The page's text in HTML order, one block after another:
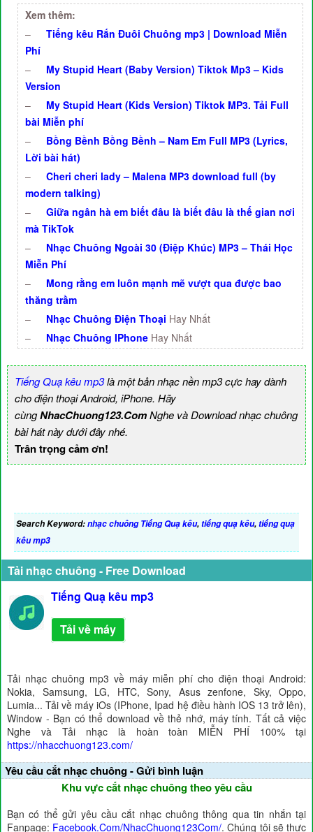
Xem thêm:
–
Tiếng kêu Rắn Đuôi Chuông mp3 | Download Miễn
Phí
–
My Stupid Heart (Baby Version) Tiktok Mp3 – Kids
Version
–
My Stupid Heart (Kids Version) Tiktok MP3. Tải Full
bài Miễn phí
–
Bồng Bềnh Bồng Bềnh – Nam Em Full MP3 (Lyrics,
Lời bài hát)
–
Cheri cheri lady – Malena MP3 download full (by
modern talking)
–
Giữa ngân hà em biết đâu là biết đâu là thế gian nơi
mà TikTok
–
Nhạc Chuông Ngoài 30 (Điệp Khúc) MP3 – Thái Học
Miễn Phí
–
Mong rằng em luôn mạnh mẽ vượt qua được bao
thăng trầm
–
Nhạc Chuông Điện Thoại Hay Nhất
–
Nhạc Chuông IPhone Hay Nhất
Tiếng Quạ kêu mp3là một bản nhạc nền mp3 cực hay dành
cho điện thoại Android, iPhone. Hãy
cùngNhacChuong123.ComNghe và Download nhạc chuông
bài hát này dưới đây nhé.
Trân trọng cảm ơn!
Search Keyword:nhạc chuông Tiếng Quạ kêu,tiếng quạ kêu,tiếng quạ
kêu mp3
Tải nhạc chuông - Free Download
Tiếng Quạ kêu mp3
Tải về máy
Tải nhạc chuông mp3 về máy miễn phí cho điện thoại Android:
Nokia, Samsung, LG, HTC, Sony, Asus zenfone, Sky, Oppo,
Lumia... Tải về máy iOs (IPhone, Ipad hệ điều hành IOS 13 trở lên),
Window - Bạn có thể download về thẻ nhớ, máy tính. Tất cả việc
Nghe và Tải nhạc là hoàn toàn MIỄN PHÍ 100% tại
https://nhacchuong123.com/
Yêu cầu cắt nhạc chuông - Gửi bình luận
Khu vực cắt nhạc chuông theo yêu cầu
Bạn có thể gửi yêu cầu cắt nhạc chuông thông qua tin nhắn tại
Fanpage: Facebook.Com/NhacChuong123Com/. Chúng tôi sẽ thực